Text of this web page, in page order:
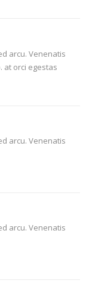
arcu. Venenatis
at orci egestas
arcu. Venenatis
arcu. Venenatis